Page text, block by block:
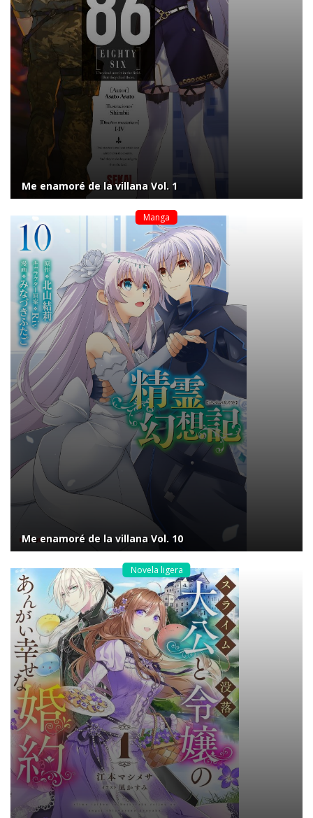
Me enamoré de la villana Vol. 1
Manga
Me enamoré de la villana Vol. 10
Novela ligera